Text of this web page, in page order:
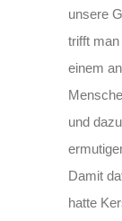
unsere
trifft
einem
und
Damit
hatte